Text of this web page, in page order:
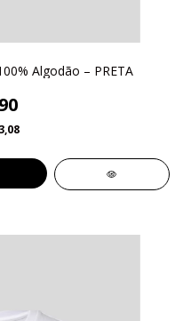
Algodão – PRETA